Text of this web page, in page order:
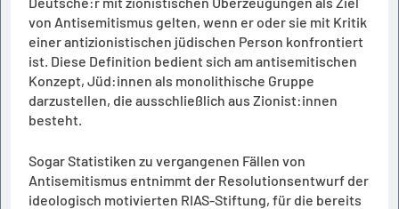
von Antisemitismus gelten, wenn er oder sie mit Kritik
einer antizionistischen jüdischen Person konfrontiert
ist. Diese Definition bedient sich am antisemitischen
Konzept, Jüd:innen als monolithische Gruppe
darzustellen, die ausschließlich aus Zionist:innen
besteht.
Sogar Statistiken zu vergangenen Fällen von
Antisemitismus entnimmt der Resolutionsentwurf der
ideologisch motivierten RIAS-Stiftung, für die bereits